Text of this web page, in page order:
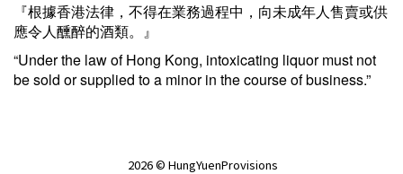
『根據香港法律，不得在業務過程中，向未成年人售賣或供
應令人醺醉的酒類。』
“Under the law of Hong Kong, intoxicating liquor must not
be sold or supplied to a minor in the course of business.”
2026 © HungYuenProvisions